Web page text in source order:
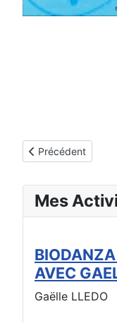
Article précédent :
Précédent
Mes
AVEC
Gaëlle LLEDO